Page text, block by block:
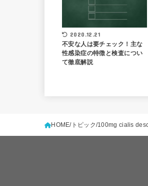
2020.12.21
不安な人は要チェック！主な
性感染症の特徴と検査につい
て徹底解説
HOME トピック 100mg cialis